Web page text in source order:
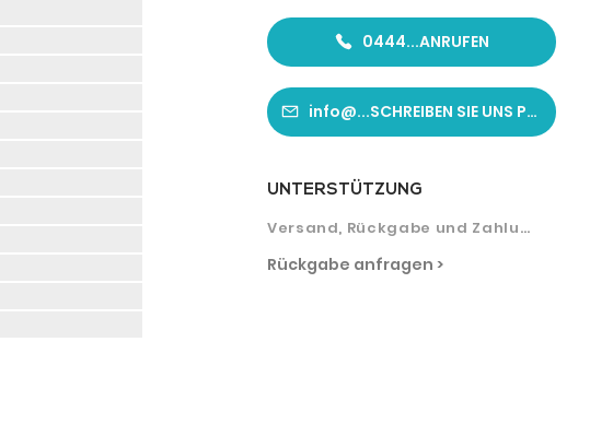
0444...ANRUFEN
info@...SCHREIBEN SIE UNS PER E-MAIL
UNTERSTÜTZUNG
Versand, Rückgabe und Zahlung
Rückgabe anfragen >